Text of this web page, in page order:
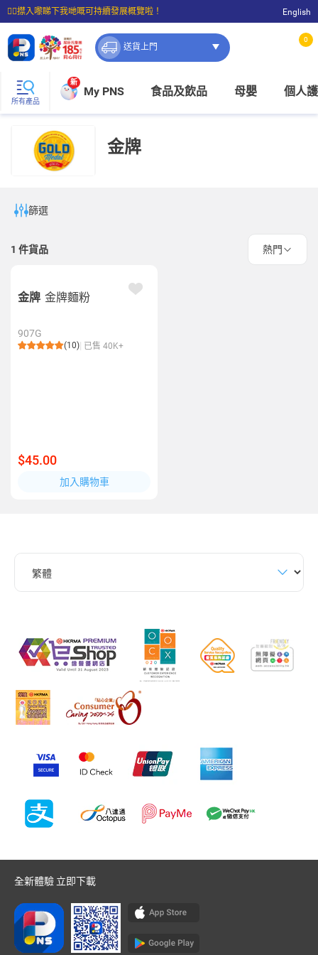
☝🏼㩒入嚟睇下我哋嘅可持續發展概覽啦！
⭐購物滿$399即享免費送貨；滿$100即可免費店取。
English
送貨上門
0
所有產品
新
My PNS 食品及飲品 母嬰 個人
金牌
篩選
1 件貨品 熱門
金牌 金牌麵粉
907G
(10) 已售 40K+
$45.00
加入購物車
全新體驗 立即下載